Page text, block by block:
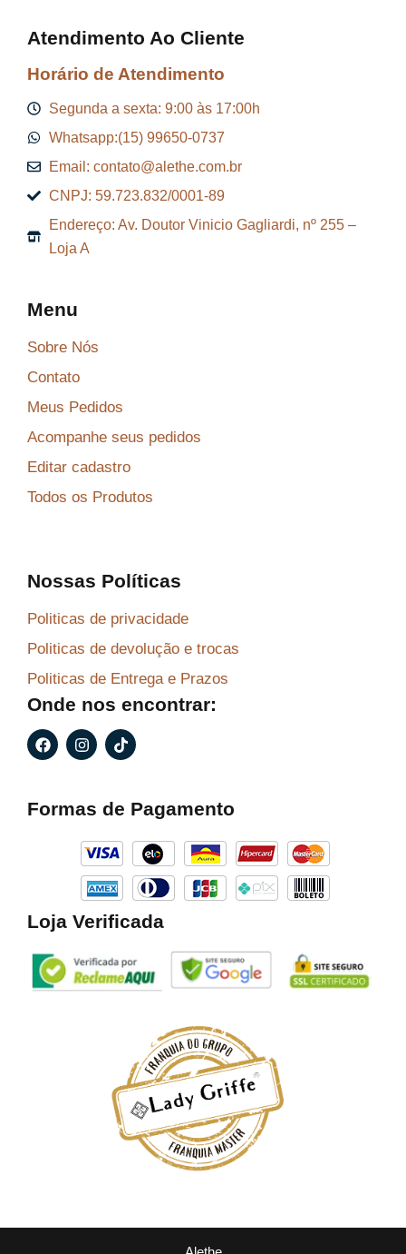
Atendimento Ao Cliente
Horário de Atendimento
Segunda a sexta: 9:00 às 17:00h
Whatsapp:(15) 99650-0737
Email: contato@alethe.com.br
CNPJ: 59.723.832/0001-89
Endereço: Av. Doutor Vinicio Gagliardi, nº 255 –
Loja A
Menu
Sobre Nós
Contato
Meus Pedidos
Acompanhe seus pedidos
Editar cadastro
Todos os Produtos
Nossas Políticas
Politicas de privacidade
Politicas de devolução e trocas
Politicas de Entrega e Prazos
Onde nos encontrar:
F
a
o
I
n
g
a
m
T
i
k
Formas de Pagamento
Loja Verificada